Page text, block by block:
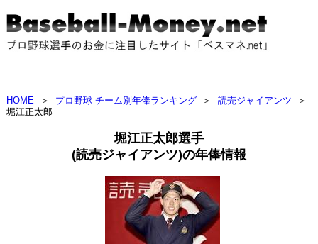
HOME ＞ プロ野球 チーム別年俸ランキング ＞ 読売ジャイアンツ
＞
堀江正太郎
堀江正太郎選手
(読売ジャイアンツ)の年俸情報